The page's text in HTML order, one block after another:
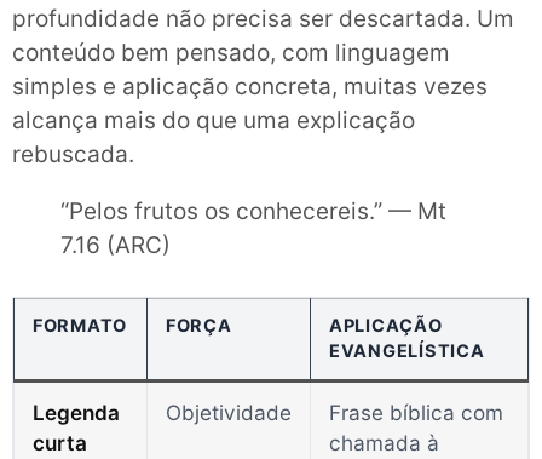
profundidade não precisa ser descartada. Um
conteúdo bem pensado, com linguagem
simples e aplicação concreta, muitas vezes
alcança mais do que uma explicação
rebuscada.
“Pelos frutos os conhecereis.” — Mt
7.16 (ARC)
FORMATO FORÇA
APLICAÇÃO
EVANGELÍSTICA
Legenda
curta
Objetividade
Frase bíblica com
chamada à